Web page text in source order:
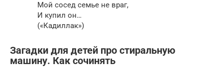
Мой сосед семье не враг,
И купил он…
(«Кадиллак»)
Загадки для детей про стиральную
машину. Как сочинять